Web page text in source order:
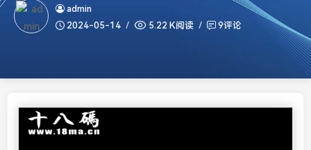
admin
2024-05-14
5.22 K阅读 9评论